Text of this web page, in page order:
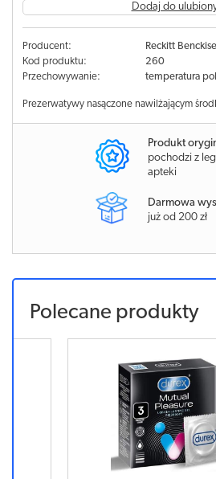
Dodaj do
Producent:
Reckitt
Kod produktu:
260
Przechowywanie:
temperatura
Prezerwatywy nasączone nawilżającym
Produkt
pochodzi z
apteki
Darmowa
już od 200 zł
Polecane produkty